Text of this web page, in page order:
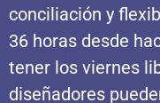
conciliación y
36 horas desde
tener los viernes
diseñadores